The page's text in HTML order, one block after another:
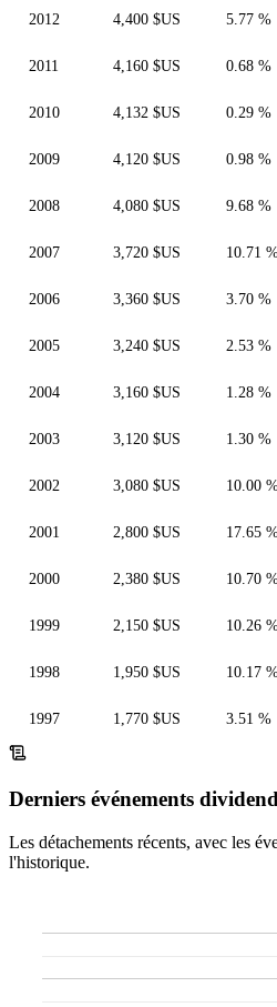
2012 4,400 $US 5.77 %
2011 4,160 $US 0.68 %
2010 4,132 $US 0.29 %
2009 4,120 $US 0.98 %
2008 4,080 $US 9.68 %
2007 3,720 $US 10.71
2006 3,360 $US 3.70 %
2005 3,240 $US 2.53 %
2004 3,160 $US 1.28 %
2003 3,120 $US 1.30 %
2002 3,080 $US 10.00
2001 2,800 $US 17.65
2000 2,380 $US 10.70
1999 2,150 $US 10.26
1998 1,950 $US 10.17
1997 1,770 $US 3.51 %
Derniers événements
Les détachements récents, avec les
l'historique.